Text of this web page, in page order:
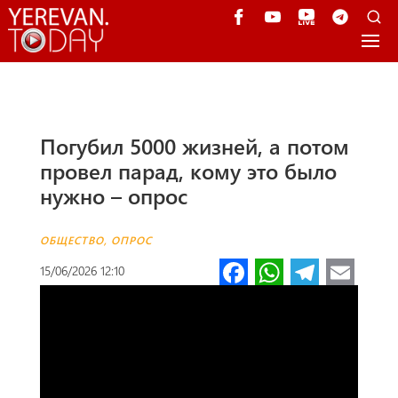
Погубил 5000 жизней, а потом
провел парад, кому это было
нужно – опрос
ОБЩЕСТВО, ОПРОС
15/06/2026 12:10 Fa W Te